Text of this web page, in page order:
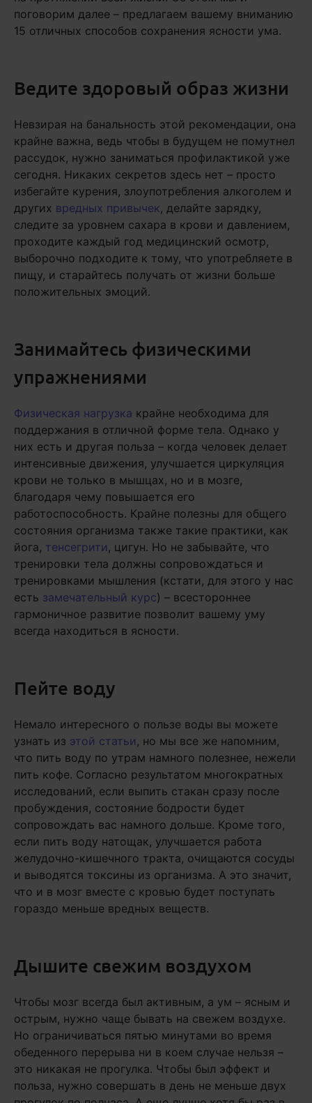
поговорим далее – предлагаем вашему вниманию
15 отличных способов сохранения ясности ума.
Ведите здоровый образ жизни
Невзирая на банальность этой рекомендации, она
крайне важна, ведь чтобы в будущем не помутнел
рассудок, нужно заниматься профилактикой уже
сегодня. Никаких секретов здесь нет – просто
избегайте курения, злоупотребления алкоголем и
других вредных привычек, делайте зарядку,
следите за уровнем сахара в крови и давлением,
проходите каждый год медицинский осмотр,
выборочно подходите к тому, что употребляете в
пищу, и старайтесь получать от жизни больше
положительных эмоций.
Занимайтесь физическими
упражнениями
Физическая нагрузка крайне необходима для
поддержания в отличной форме тела. Однако у
них есть и другая польза – когда человек делает
интенсивные движения, улучшается циркуляция
крови не только в мышцах, но и в мозге,
благодаря чему повышается его
работоспособность. Крайне полезны для общего
состояния организма также такие практики, как
йога, тенсегрити , цигун. Но не забывайте, что
тренировки тела должны сопровождаться и
тренировками мышления (кстати, для этого у нас
есть замечательный курс) – всестороннее
гармоничное развитие позволит вашему уму
всегда находиться в ясности.
Пейте воду
Немало интересного о пользе воды вы можете
узнать из этой статьи , но мы все же напомним,
что пить воду по утрам намного полезнее, нежели
пить кофе. Согласно результатом многократных
исследований, если выпить стакан сразу после
пробуждения, состояние бодрости будет
сопровождать вас намного дольше. Кроме того,
если пить воду натощак, улучшается работа
желудочно-кишечного тракта, очищаются сосуды
и выводятся токсины из организма. А это значит,
что и в мозг вместе с кровью будет поступать
гораздо меньше вредных веществ.
Дышите свежим воздухом
Чтобы мозг всегда был активным, а ум – ясным и
острым, нужно чаще бывать на свежем воздухе.
Но ограничиваться пятью минутами во время
обеденного перерыва ни в коем случае нельзя –
это никакая не прогулка. Чтобы был эффект и
польза, нужно совершать в день не меньше двух